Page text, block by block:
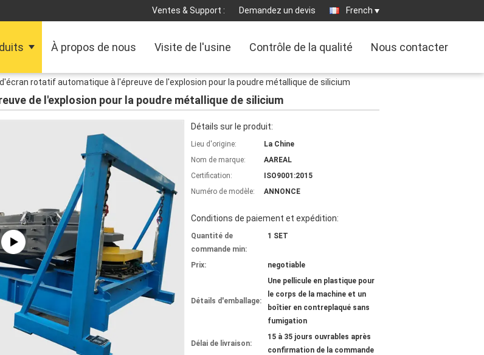
Ventes & Support : Demandez un devis French
À propos de nous Visite de l'usine Contrôle de la qualité Nous contacter
rotatif automatique à l'épreuve de l'explosion pour la poudre métallique de silicium
de l'explosion pour la poudre métallique de silicium
Détails sur le produit:
Lieu d'origine:
La Chine
Nom de marque:
AAREAL
Certification:
ISO9001:2015
Numéro de modèle:
ANNONCE
Conditions de paiement et expédition:
Quantité de
commande min:
1 SET
Prix: negotiable
Détails d'emballage:
Une pellicule en plastique pour
le corps de la machine et un
boîtier en contreplaqué sans
fumigation
Délai de livraison:
15 à 35 jours ouvrables après
confirmation de la commande